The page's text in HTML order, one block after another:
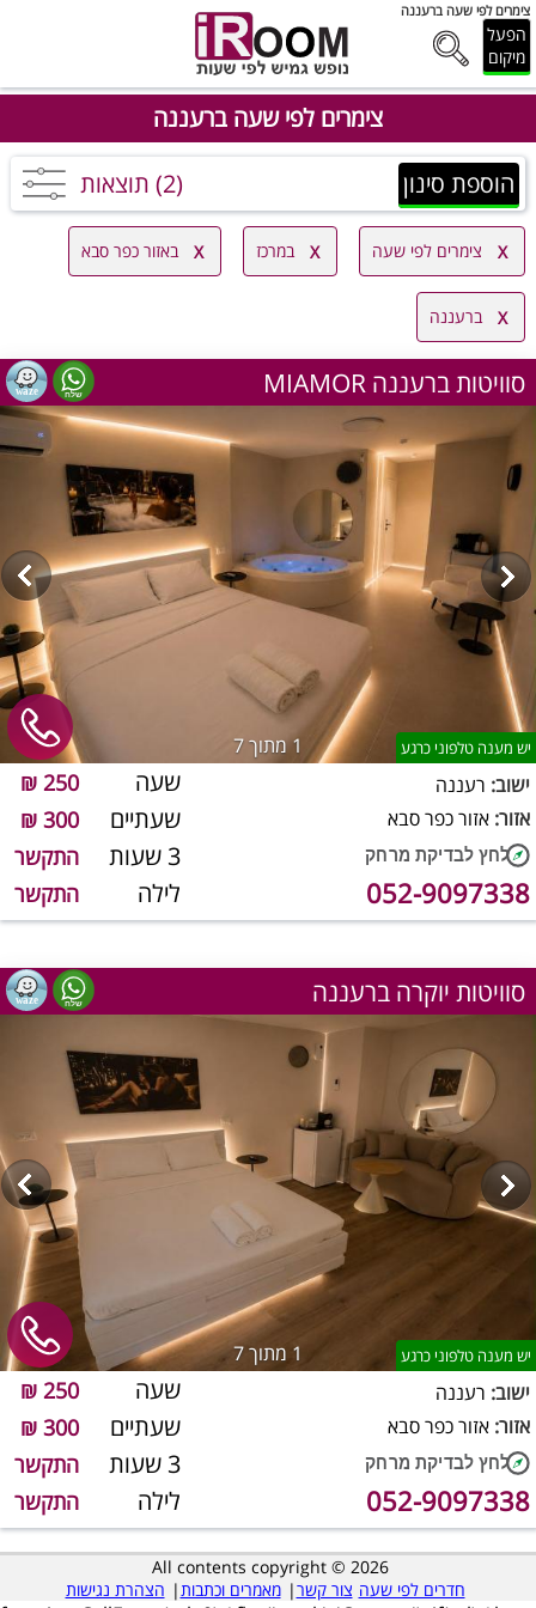
צימרים לפי שעה ברעננה
הפעל
מיקום
צימרים לפי שעה ברעננה
הוספת סינון (2) תוצאות
צימרים לפי שעה במרכז באזור כפר סבא
ברעננה
MIAMOR סוויטות ברעננה
1מתוך 7 יש מענה טלפוני כרגע
שעה 250 ₪
שעתיים 300 ₪
3 שעות התקשר
לילה התקשר
ישוב: רעננה
אזור: אזור כפר סבא
052-9097338
סוויטות יוקרה ברעננה
1 מתוך 7 יש מענה טלפוני כרגע
שעה 250 ₪
שעתיים 300 ₪
3 שעות התקשר
לילה התקשר
ישוב: רעננה
אזור: אזור כפר סבא
052-9097338
All contents copyright © 2026
חדרים לפי שעה צור קשר| מאמרים וכתבות| הצהרת נגישות